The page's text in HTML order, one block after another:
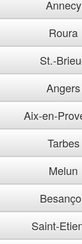
Annecy
Roura
St.-
Angers
Aix-en-
Tarbes
Melun
Saint-